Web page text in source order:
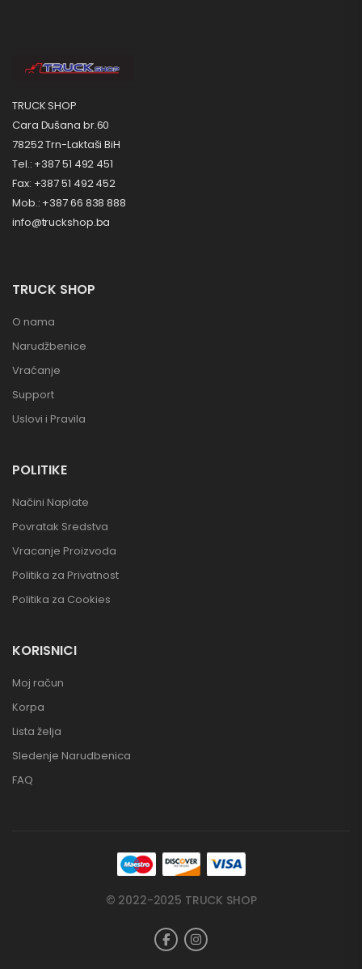
TRUCK SHOP
Cara Dušana br.60
78252 Trn-Laktaši BiH
Tel.: +387 51 492 451
Fax: +387 51 492 452
Mob.: +387 66 838 888
info@truckshop.ba
TRUCK SHOP
O nama
Narudžbenice
Vraćanje
Support
Uslovi i Pravila
POLITIKE
Načini Naplate
Povratak Sredstva
Vracanje Proizvoda
Politika za Privatnost
Politika za Cookies
KORISNICI
Moj račun
Korpa
Lista želja
Sledenje Narudbenica
FAQ
© 2022-2025 TRUCK SHOP